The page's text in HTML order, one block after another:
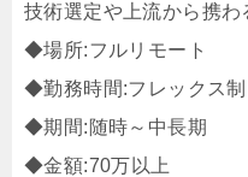
技術選定や上流から携わ
◆場所:フルリモート
◆勤務時間:フレックス
◆期間:随時～中長期
◆金額:70万以上